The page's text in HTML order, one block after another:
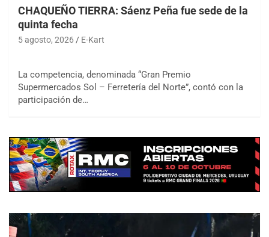
CHAQUEÑO TIERRA: Sáenz Peña fue sede de la
quinta fecha
5 agosto, 2026 E-Kart
La competencia, denominada “Gran Premio
Supermercados Sol – Ferretería del Norte”, contó con la
participación de…